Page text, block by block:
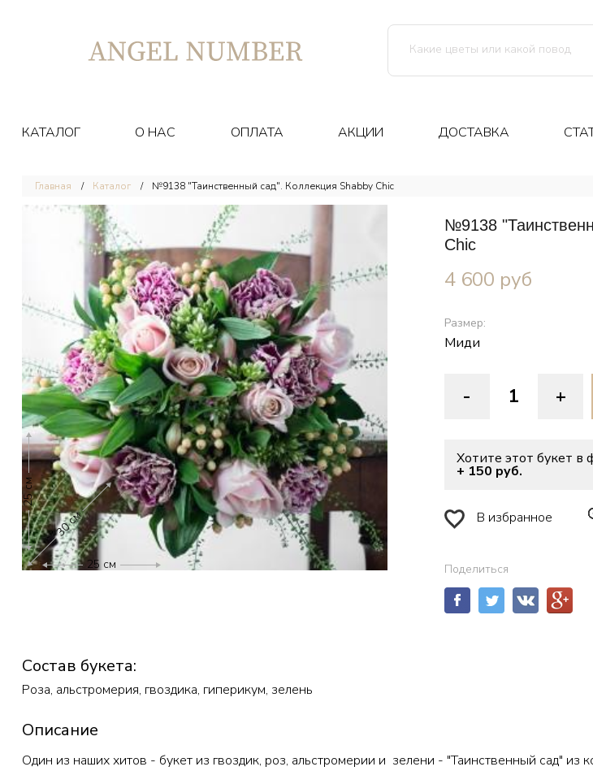
КАТАЛОГ О НАС ОПЛАТА АКЦИИ ДОСТАВКА
Главная Каталог №9138 "Таинственный сад". Коллекция Shabby Chic
25 см
30 см
25 см
№9138
Chic
4 600 руб
Размер:
Миди
- +
Хотите этот букет в
+ 150 руб.
В избранное
Поделиться
Состав букета:
Роза, альстромерия, гвоздика, гиперикум, зелень
Описание
Один из наших хитов - букет из гвоздик, роз, альстромерии и зелени - "Таинственный сад" из